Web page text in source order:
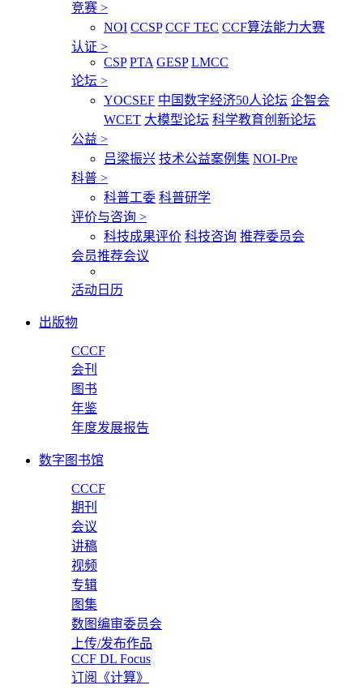
竞赛 >
NOI CCSP CCF TEC CCF算法能力大赛
认证 >
CSP PTA GESP LMCC
论坛 >
YOCSEF 中国数字经济50人论坛 企智会
WCET 大模型论坛 科学教育创新论坛
公益 >
吕梁振兴 技术公益案例集 NOI-Pre
科普 >
科普工委 科普研学
评价与咨询 >
科技成果评价 科技咨询 推荐委员会
会员推荐会议
活动日历
出版物
CCCF
会刊
图书
年鉴
年度发展报告
数字图书馆
CCCF
期刊
会议
讲稿
视频
专辑
图集
数图编审委员会
上传/发布作品
CCF DL Focus
订阅《计算》